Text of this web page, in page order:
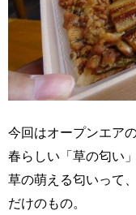
今回はオープンエア
春らしい「草の匂い」
草の萌える匂いって
だけのもの。